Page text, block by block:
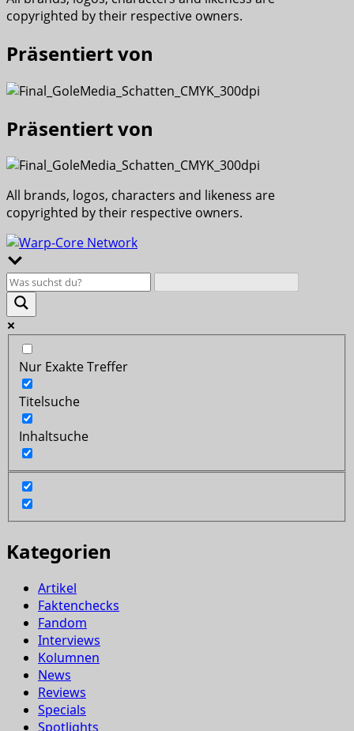
copyrighted by their respective owners.
Präsentiert von
Präsentiert von
All brands, logos, characters and likeness are
copyrighted by their respective owners.
Nur Exakte Treffer
Titelsuche
Inhaltsuche
Kategorien
Artikel
Faktenchecks
Fandom
Interviews
Kolumnen
News
Reviews
Specials
Spotlights